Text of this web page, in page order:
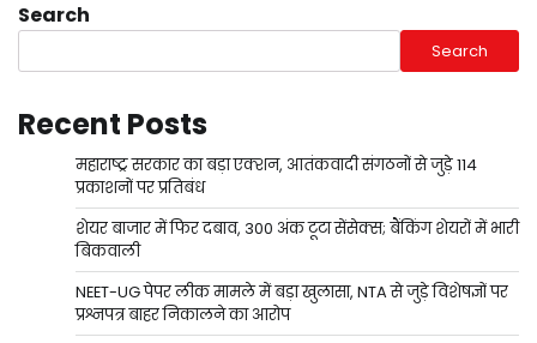
Search
Search
Recent Posts
महाराष्ट्र सरकार का बड़ा एक्शन, आतंकवादी संगठनों से जुड़े 114
प्रकाशनों पर प्रतिबंध
शेयर बाजार में फिर दबाव, 300 अंक टूटा सेंसेक्स; बैंकिंग शेयरों में भारी
बिकवाली
NEET-UG पेपर लीक मामले में बड़ा खुलासा, NTA से जुड़े विशेषज्ञों पर
प्रश्नपत्र बाहर निकालने का आरोप